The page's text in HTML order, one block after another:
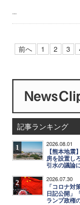
...
前へ 1 2 3
記事ランキング
1 2026.08.01
【熊本地
房を設置し
引水の議論
2 2026.07.30
「コロナ
日記公開」
ランプ政権